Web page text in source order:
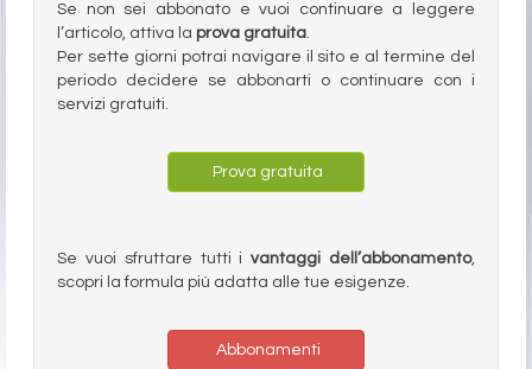
Se non sei abbonato e vuoi continuare a leggere
l’articolo, attiva la prova gratuita.
Per sette giorni potrai navigare il sito e al termine del
periodo decidere se abbonarti o continuare con i
servizi gratuiti.
Prova gratuita
Se vuoi sfruttare tutti ivantaggi dell’abbonamento,
scopri la formula più adatta alle tue esigenze.
Abbonamenti